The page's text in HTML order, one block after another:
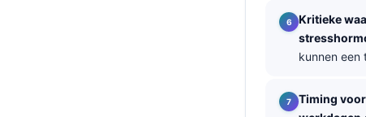
Kritieke
kunnen een
Timing